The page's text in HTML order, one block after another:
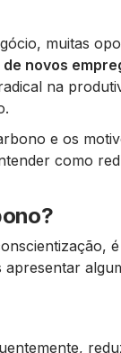
muitas
novos
na
e os
como